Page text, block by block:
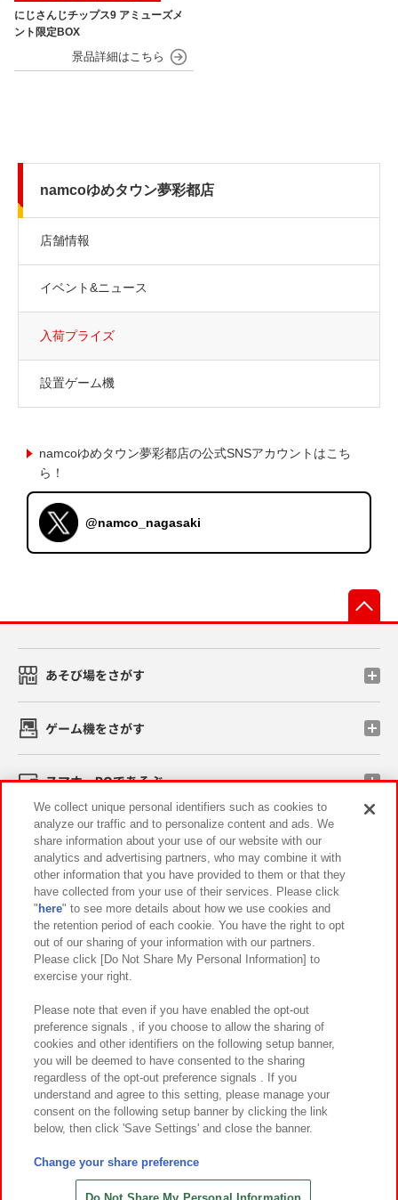
にじさんじチップス9 アミューズメ
ント限定BOX
namcoゆめタウン夢彩都店
店舗情報
イベント&ニュース
入荷プライズ
設置ゲーム機
namcoゆめタウン夢彩都店の公式SNSアカウントはこち
ら！
@namco_nagasaki
あそび場をさがす
ゲーム機をさがす
スマホ・PCであそぶ
イベント・キャンペーン
関連会社 サステナビリティ サイトポリシー
プライバシーポリシー ウェブアクセシビリティ方針と検証結果
お取引先さまとともに
カスタマーハラスメント対応方針 よくあるご質問・お問い合わせ
©Bandai Namco Amusement Inc.
©Bandai Namco Amusement Lab Inc.
©HANAYASHIKI Co., Ltd. All Rights Reserved.
We collect unique personal identifiers such as cookies to
analyze our traffic and to personalize content and ads. We
share information about your use of our website with our
analytics and advertising partners, who may combine it with
other information that you have provided to them or that they
have collected from your use of their services. Please click
" here" to see more details about how we use cookies and
the retention period of each cookie. You have the right to opt
out of our sharing of your information with our partners.
Please click [Do Not Share My Personal Information] to
exercise your right.
Please note that even if you have enabled the opt-out
preference signals , if you choose to allow the sharing of
cookies and other identifiers on the following setup banner,
you will be deemed to have consented to the sharing
regardless of the opt-out preference signals . If you
understand and agree to this setting, please manage your
consent on the following setup banner by clicking the link
below, then click 'Save Settings' and close the banner.
Change your share preference